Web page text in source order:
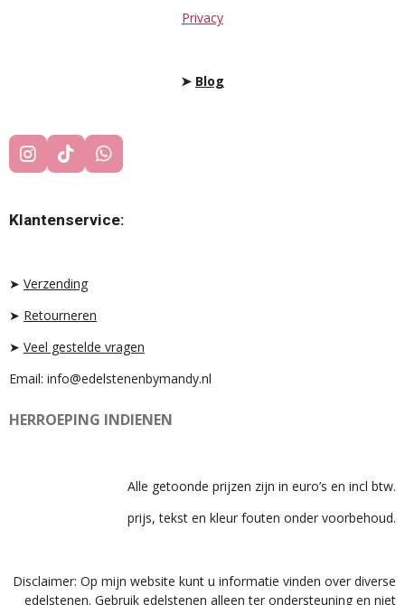
Privacy
➤ Blog
I
N
T
A
A
T
I
T
O
W
H
T
S
Klantenservice:
➤ Verzending
➤ Retourneren
➤ Veel gestelde vragen
Email: info@edelstenenbymandy.nl
HERROEPING INDIENEN
Alle getoonde prijzen zijn in euro’s en incl btw.
prijs, tekst en kleur fouten onder voorbehoud.
Disclaimer: Op mijn website kunt u informatie vinden over diverse
edelstenen. Gebruik edelstenen alleen ter ondersteuning en niet